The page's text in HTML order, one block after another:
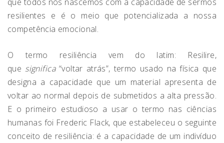
resilientes e é o meio que potencializada a nossa
competência emocional.
O termo resiliência vem do latim: Resilire,
que significa“voltar atrás”, termo usado na física que
designa a capacidade que um material apresenta de
voltar ao normal depois de submetidos a alta pressão.
E o primeiro estudioso a usar o termo nas ciências
humanas foi Frederic Flack, que estabeleceu o seguinte
conceito de resiliência: é a capacidade de um indivíduo